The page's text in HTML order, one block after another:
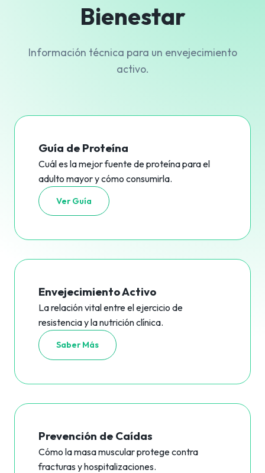
Bienestar
Información técnica para un envejecimiento
activo.
Guía de Proteína
Cuál es la mejor fuente de proteína para el
adulto mayor y cómo consumirla.
Ver Guía
Envejecimiento Activo
La relación vital entre el ejercicio de
resistencia y la nutrición clínica.
Saber Más
Prevención de Caídas
Cómo la masa muscular protege contra
fracturas y hospitalizaciones.